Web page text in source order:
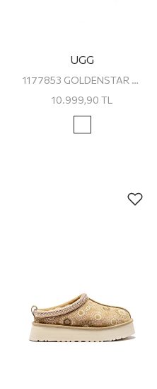
UGG
1177853 GOLDENSTAR CRACKLE CLOG UGG KADIN TERLİK
10.999,90 TL